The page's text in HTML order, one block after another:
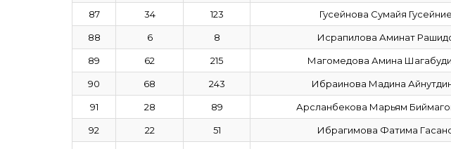
87 34 123 Гусейнова Сумайя
88 6 8 Исрапилова Аминат
89 62 215 Магомедова Амина
90 68 243 Ибраинова Мадина
91 28 89 Арсланбекова Марьям
92 22 51 Ибрагимова Фатима